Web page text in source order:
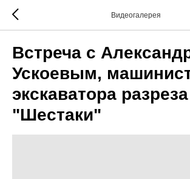
Видеогалерея
Встреча с
Ускоевым,
экскаватора разреза
"Шестаки"